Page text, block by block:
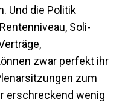
Und die Politik
Soli-
zwar perfekt ihr
zum
erschreckend wenig